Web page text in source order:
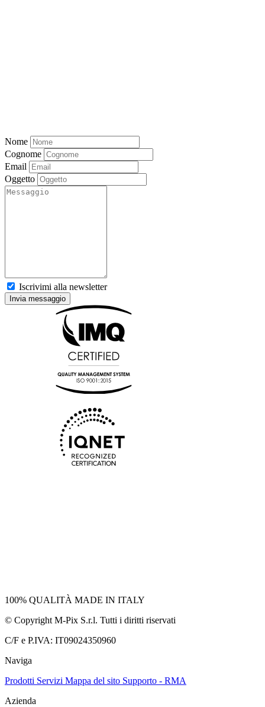
Nome
Cognome
Email
Oggetto
Iscrivimi alla newsletter
Invia messaggio
100% QUALITÀ MADE IN ITALY
© Copyright M-Pix S.r.l. Tutti i diritti riservati
C/F e P.IVA: IT09024350960
Naviga
Prodotti Servizi Mappa del sito Supporto - RMA
Azienda